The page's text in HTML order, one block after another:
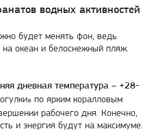
водных активностей
будет менять фон, ведь
океан и белоснежный пляж.
дневная температура – ​​+28-
по ярким коралловым
рабочего дня. Конечно,
и энергия будут на максимуме.